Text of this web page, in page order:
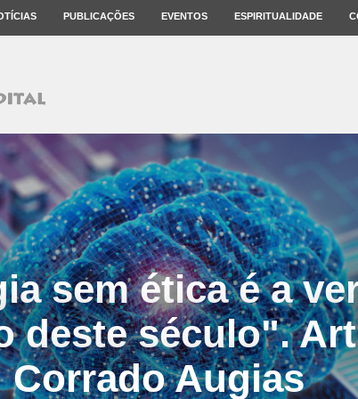
PUBLICAÇÕES EVENTOS ESPIRITUALIDADE
sem ética é a
deste século".
Corrado Augias